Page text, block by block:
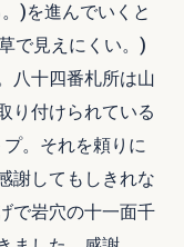
)を進んでいくと
で見えにくい。)
八十四番札所は山
り付けられている
。それを頼りに
謝してもしきれな
で岩穴の十一面千